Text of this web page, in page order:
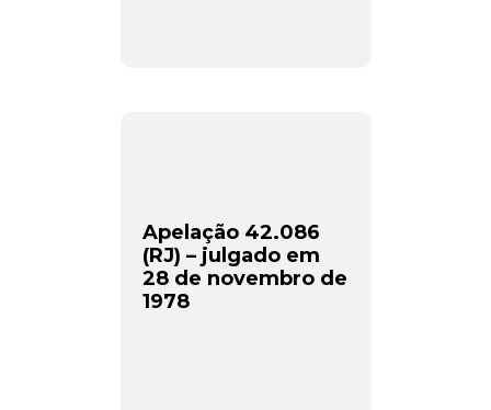
Apelação 42.086
(RJ) – julgado em
28 de novembro de
1978